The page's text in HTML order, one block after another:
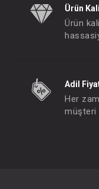
Ürün
Ürün
Adil
Her
müşteri